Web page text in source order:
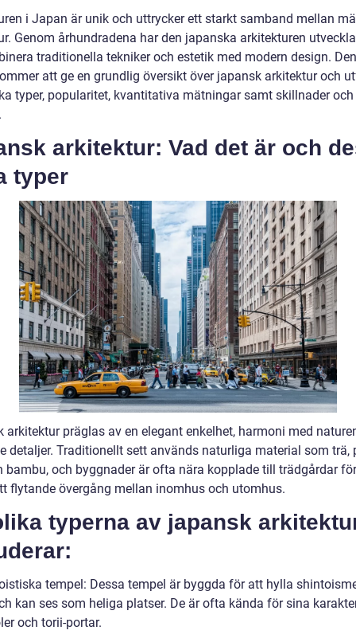
i Japan är unik och uttrycker ett starkt samband mellan
Genom århundradena har den japanska arkitekturen
traditionella tekniker och estetik med modern design.
att ge en grundlig översikt över japansk arkitektur och
typer, popularitet, kvantitativa mätningar samt skillnader och
arkitektur: Vad det är och
typer
arkitektur präglas av en elegant enkelhet, harmoni med
detaljer. Traditionellt sett används naturliga material som trä,
bambu, och byggnader är ofta nära kopplade till trädgårdar
flytande övergång mellan inomhus och utomhus.
typerna av japansk
tempel: Dessa tempel är byggda för att hylla
kan ses som heliga platser. De är ofta kända för sina
och torii-portar.